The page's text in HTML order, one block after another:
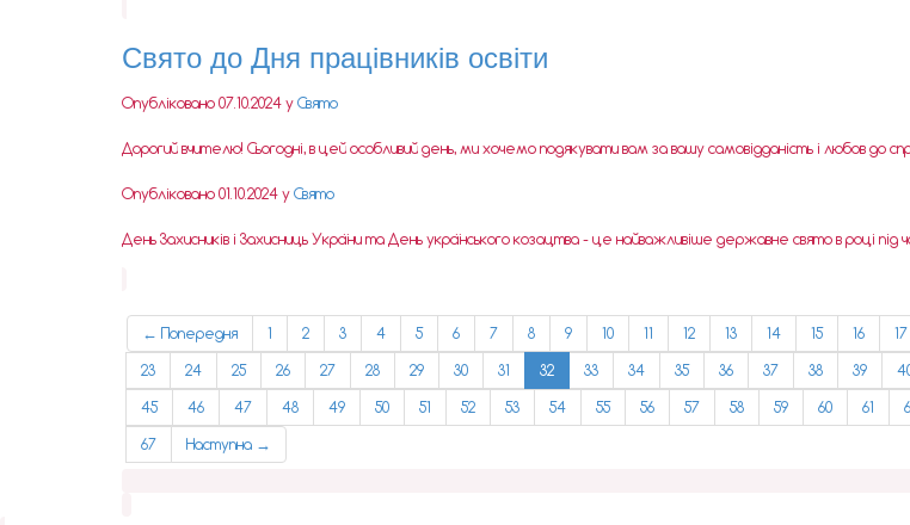
Свято до Дня працівників освіти
Опубліковано 07.10.2024 уСвято
Дорогий вчителю! Сьогодні, в цей особливий день, ми хочемо подякувати вам за вашу самовідданість і любов до
Опубліковано 01.10.2024 уСвято
День Захисників і Захисниць України та День українського козацтва - це найважливіше державне свято в році під
← Попередня 1 2 3 4 5 6 7 8 9 10 11 12 13 14 15 16 17
23
24 25 26 27 28 29 30 31 32 33 34 35 36 37 38 39
45
46 47 48 49 50 51 52 53 54 55 56 57 58 59 60 61
67
Наступна →